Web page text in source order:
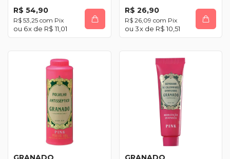
R$ 54,90
R$ 53,25 com Pix
6x de R$ 11,01
R$ 26,90
R$ 26,09 com Pix
3x de R$ 10,51